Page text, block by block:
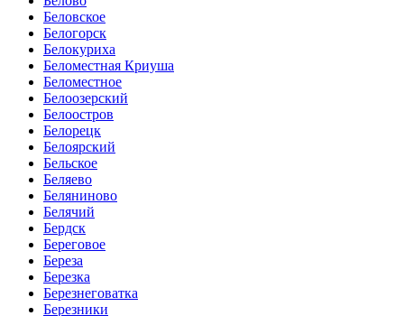
Беловское
Белогорск
Белокуриха
Беломестная Криуша
Беломестное
Белоозерский
Белоостров
Белорецк
Белоярский
Бельское
Беляево
Беляниново
Белячий
Бердск
Береговое
Береза
Березка
Березнеговатка
Березники